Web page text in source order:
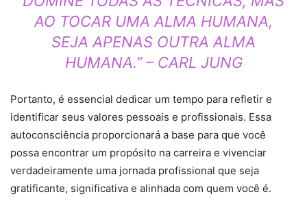
AO TOCAR UMA ALMA HUMANA,
SEJA APENAS OUTRA ALMA
HUMANA.” – CARL JUNG
Portanto, é essencial dedicar um tempo para refletir e
identificar seus valores pessoais e profissionais. Essa
autoconsciência proporcionará a base para que você
possa encontrar um propósito na carreira e vivenciar
verdadeiramente uma jornada profissional que seja
gratificante, significativa e alinhada com quem você é.